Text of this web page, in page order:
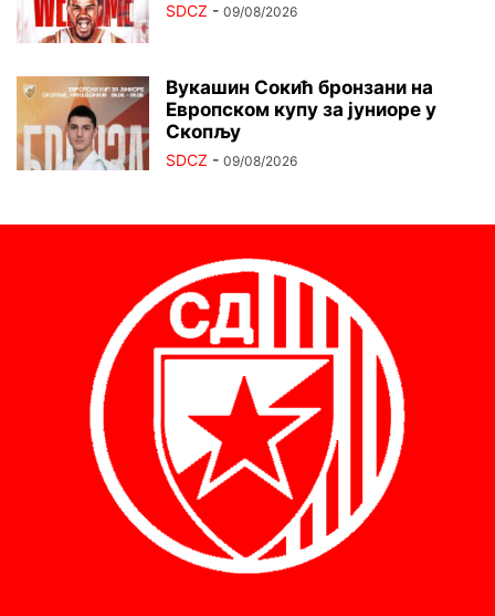
SDCZ - 09/08/2026
Вукашин Сокић бронзани на
Европском купу за јуниоре у
Скопљу
SDCZ - 09/08/2026